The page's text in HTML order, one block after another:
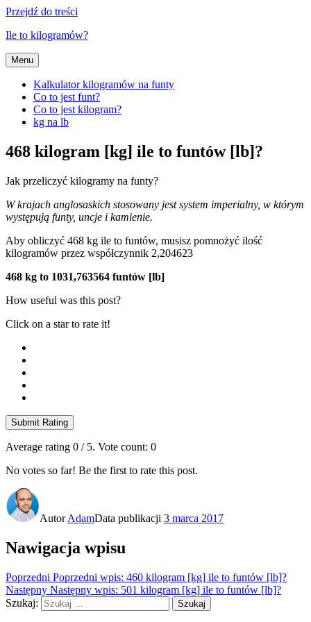
Przejdź do treści
Ile to kilogramów?
Menu
Kalkulator kilogramów na funty
Co to jest funt?
Co to jest kilogram?
kg na lb
468 kilogram [kg] ile to funtów [lb]?
Jak przeliczyć kilogramy na funty?
W krajach anglosaskich stosowany jest system imperialny, w którym
występują funty, uncje i kamienie.
Aby obliczyć 468 kg ile to funtów, musisz pomnożyć ilość
kilogramów przez współczynnik 2,204623
468 kg to 1031,763564 funtów [lb]
How useful was this post?
Click on a star to rate it!
Submit Rating
Average rating 0 / 5. Vote count: 0
No votes so far! Be the first to rate this post.
AutorAdamData publikacji 3 marca 2017
Nawigacja wpisu
Poprzedni Poprzedni wpis: 460 kilogram [kg] ile to funtów [lb]?
Następny Następny wpis: 501 kilogram [kg] ile to funtów [lb]?
Szukaj:
Szukaj